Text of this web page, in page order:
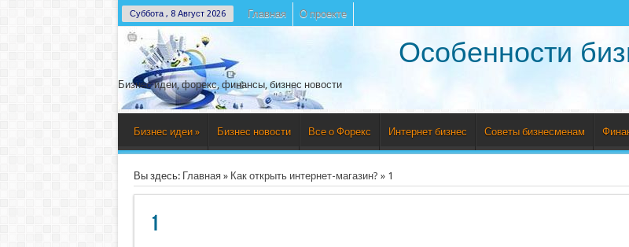
Суббота , 8 Август 2026 Главная О проекте
Особенности
Бизнес идеи, форекс, финансы, бизнес новости
Бизнес идеи » Бизнес новости Все о Форекс Интернет бизнес Советы бизнесменам
Вы здесь: Главная» Как открыть интернет-магазин? » 1
1